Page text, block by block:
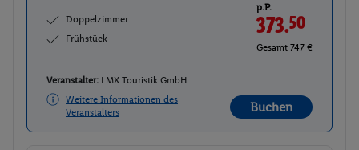
Doppelzimmer
Frühstück
p.P.
373.50
Gesamt 747 €
Veranstalter: LMX Touristik GmbH
Weitere Informationen des
Veranstalters
Buchen